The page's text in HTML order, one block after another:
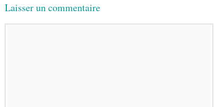
Laisser un commentaire